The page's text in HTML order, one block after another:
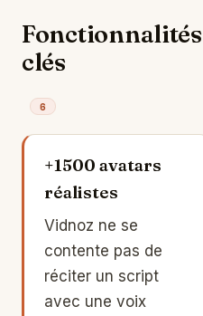
Fonctionnalités
clés
6
+1500 avatars
réalistes
Vidnoz ne se
contente pas de
réciter un script
avec une voix